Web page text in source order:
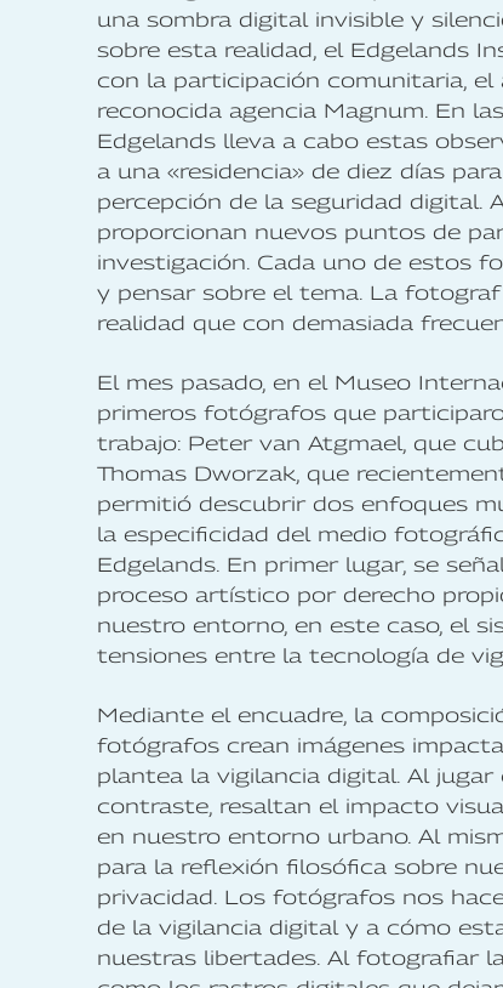
una sombra digital invisible y
sobre esta realidad, el Edgelands
con la participación comunitaria,
reconocida agencia Magnum. En
Edgelands lleva a cabo estas
a una «residencia» de diez días
percepción de la seguridad digital.
proporcionan nuevos puntos de
investigación. Cada uno de estos
y pensar sobre el tema. La
realidad que con demasiada
El mes pasado, en el Museo
primeros fotógrafos que
trabajo: Peter van Atgmael, que
Thomas Dworzak, que
permitió descubrir dos enfoques
la especificidad del medio
Edgelands. En primer lugar, se
proceso artístico por derecho
nuestro entorno, en este caso, el
tensiones entre la tecnología de
Mediante el encuadre, la
fotógrafos crean imágenes
plantea la vigilancia digital. Al
contraste, resaltan el impacto
en nuestro entorno urbano. Al
para la reflexión filosófica sobre
privacidad. Los fotógrafos nos
de la vigilancia digital y a cómo
nuestras libertades. Al fotografiar